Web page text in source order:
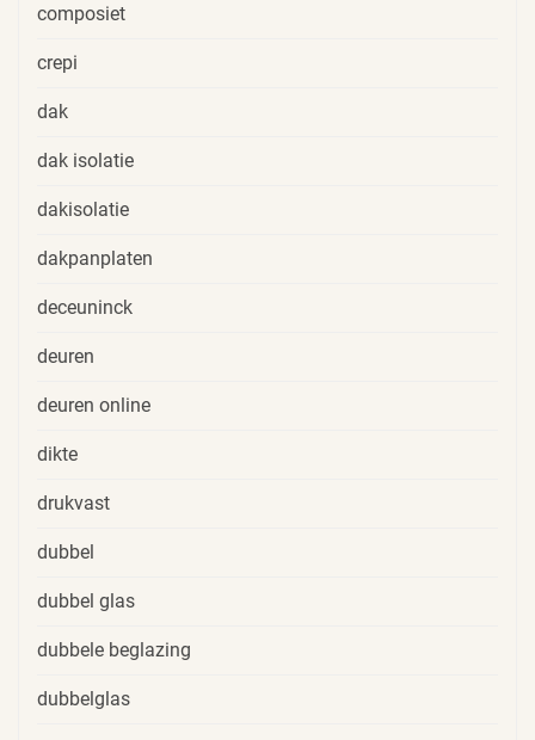
composiet
crepi
dak
dak isolatie
dakisolatie
dakpanplaten
deceuninck
deuren
deuren online
dikte
drukvast
dubbel
dubbel glas
dubbele beglazing
dubbelglas